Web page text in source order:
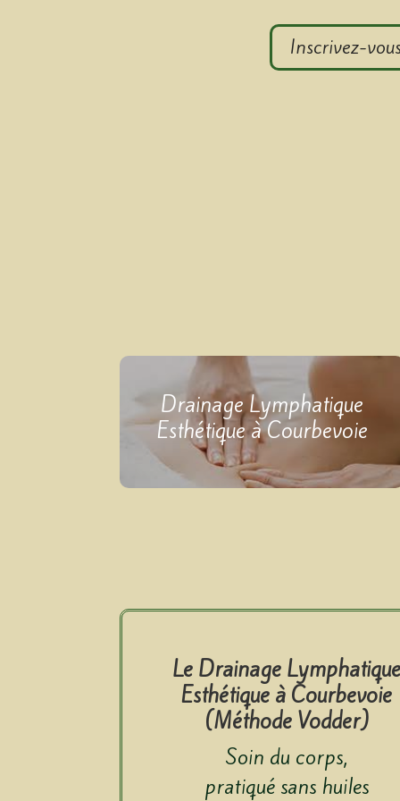
Inscrivez-
Drainage Lymphatique
Esthétique à Courbevoie
Le Drainage Lymphatique
Esthétique à Courbevoie
(Méthode Vodder)
Soin du corps,
pratiqué sans huiles